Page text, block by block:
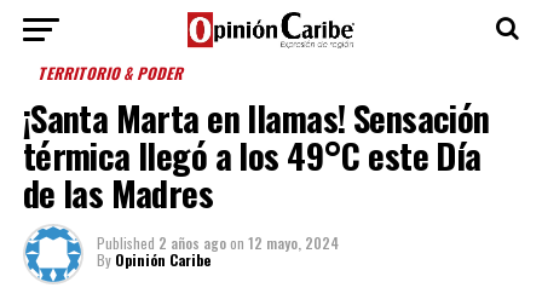
TERRITORIO & PODER
¡Santa Marta en llamas! Sensación
térmica llegó a los 49°C este Día
de las Madres
Published 2 años agoon 12 mayo, 2024
By Opinión Caribe